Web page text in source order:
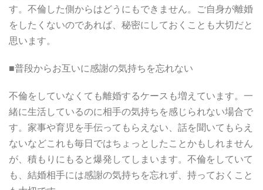
す。不倫した側からはどうにもできません。ご自身が離婚
をしたくないのであれば、秘密にしておくことも大切だと
思います。
■普段からお互いに感謝の気持ちを忘れない
不倫をしていなくても離婚するケースも増えています。一
緒に生活しているのに相手の気持ちを感じられない場合で
す。家事や育児を手伝ってもらえない、話を聞いてもらえ
ないなどこれも毎日ではちょっとしたことかもしれません
が、積もりにもると爆発してしまいます。不倫をしていて
も、結婚相手には感謝の気持ちを忘れず、持っておくこと